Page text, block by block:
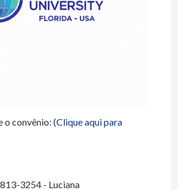
o convênio: (Clique aqui para
3254 - Luciana